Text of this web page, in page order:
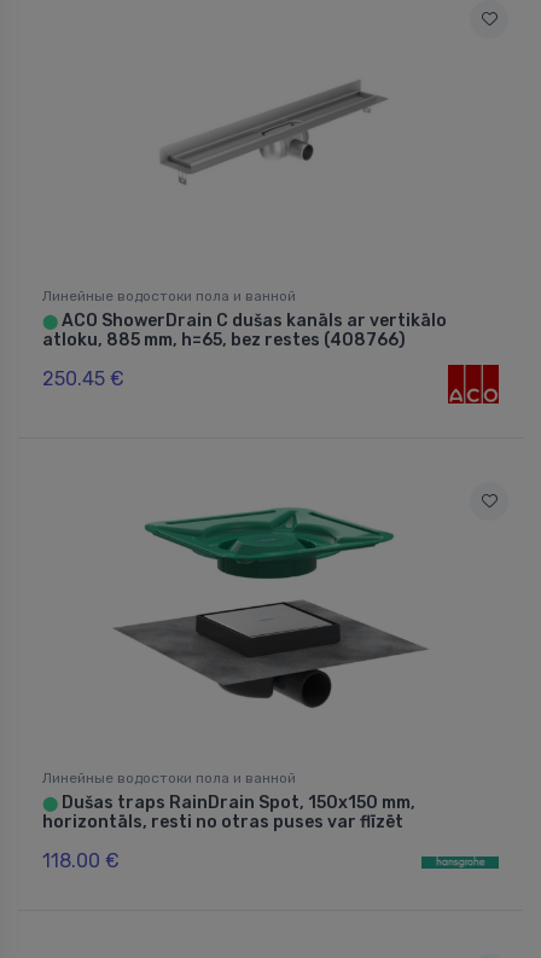
Линейные водостоки пола и ванной
⬤ ACO ShowerDrain C dušas kanāls ar vertikālo
atloku, 885 mm, h=65, bez restes (408766)
250.45 €
Линейные водостоки пола и ванной
⬤ Dušas traps RainDrain Spot, 150x150 mm,
horizontāls, resti no otras puses var flīzēt
118.00 €